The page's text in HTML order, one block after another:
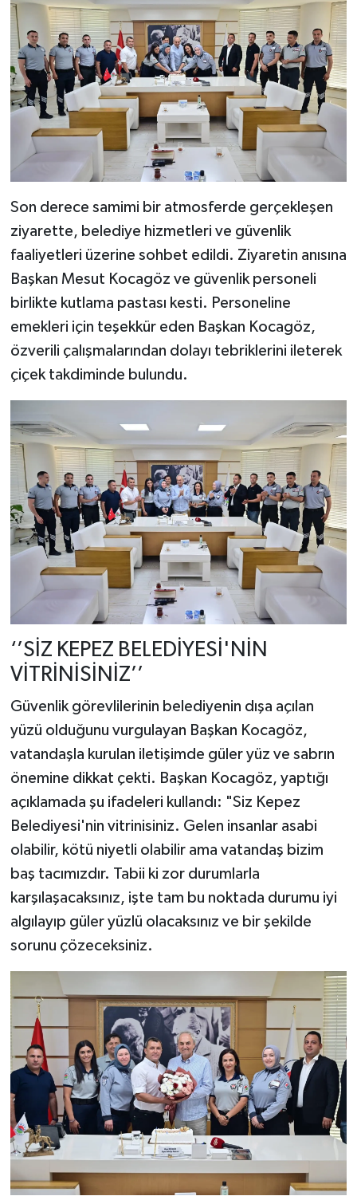
Son derece samimi bir atmosferde gerçekleşen
ziyarette, belediye hizmetleri ve güvenlik
faaliyetleri üzerine sohbet edildi. Ziyaretin anısına
Başkan Mesut Kocagöz ve güvenlik personeli
birlikte kutlama pastası kesti. Personeline
emekleri için teşekkür eden Başkan Kocagöz,
özverili çalışmalarından dolayı tebriklerini ileterek
çiçek takdiminde bulundu.
‘’SİZ KEPEZ BELEDİYESİ'NİN
VİTRİNİSİNİZ’’
​Güvenlik görevlilerinin belediyenin dışa açılan
yüzü olduğunu vurgulayan Başkan Kocagöz,
vatandaşla kurulan iletişimde güler yüz ve sabrın
önemine dikkat çekti. Başkan Kocagöz, yaptığı
açıklamada şu ifadeleri kullandı: "Siz Kepez
Belediyesi'nin vitrinisiniz. Gelen insanlar asabi
olabilir, kötü niyetli olabilir ama vatandaş bizim
baş tacımızdır. Tabii ki zor durumlarla
karşılaşacaksınız, işte tam bu noktada durumu iyi
algılayıp güler yüzlü olacaksınız ve bir şekilde
sorunu çözeceksiniz.